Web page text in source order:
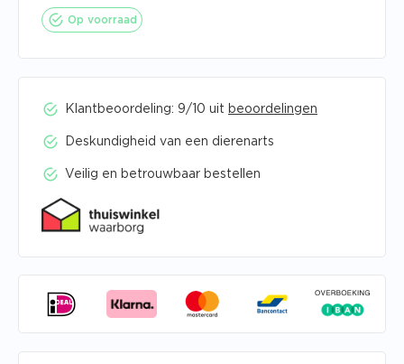
Op voorraad
Klantbeoordeling: 9/10 uit beoordelingen
Deskundigheid van een dierenarts
Veilig en betrouwbaar bestellen